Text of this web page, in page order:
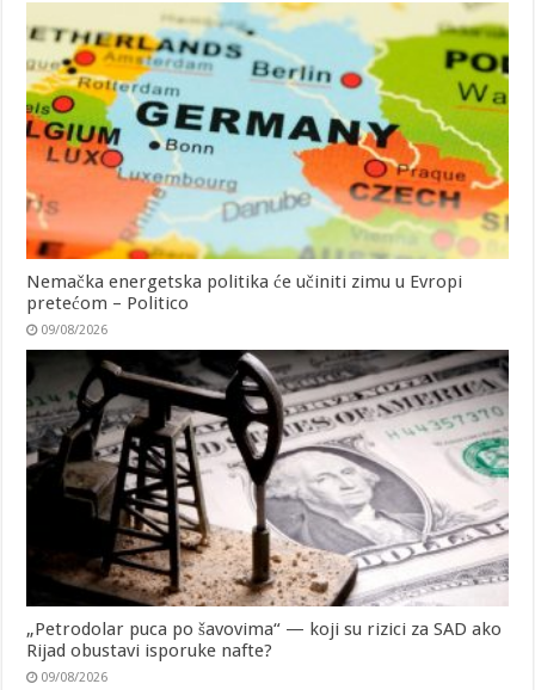
Nemačka energetska politika će učiniti zimu u Evropi
pretećom – Politico
09/08/2026
„Petrodolar puca po šavovima“ — koji su rizici za SAD ako
Rijad obustavi isporuke nafte?
09/08/2026